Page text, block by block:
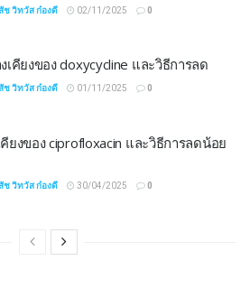
ช วิทวัส ก๋องดี 02/11/2025 0
เคียงของ doxycycline และวิธีการลด
ช วิทวัส ก๋องดี 01/11/2025 0
ยงของ ciprofloxacin และวิธีการลดน้อย
ช วิทวัส ก๋องดี 30/04/2025 0